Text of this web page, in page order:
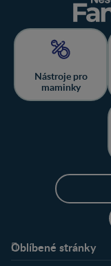
Nástroje pro
maminky
Oblíbené stránky